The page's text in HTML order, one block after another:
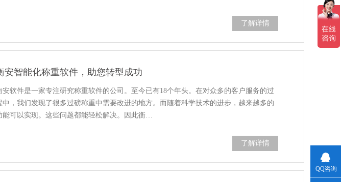
了解详情
安智能化称重软件，助您转型成功
安软件是一家专注研究称重软件的公司。至今已有18个年头。在对众多的客户服务的过
中，我们发现了很多过磅称重中需要改进的地方。而随着科学技术的进步，越来越多的
能可以实现。这些问题都能轻松解决。因此衡…
了解详情
QQ咨询